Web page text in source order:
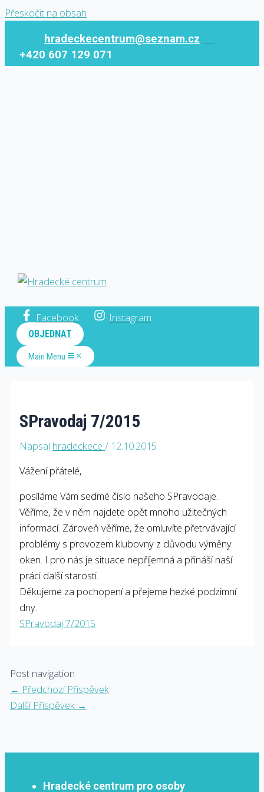
Přeskočit na obsah
hradeckecentrum@seznam.cz
+420 607 129 071
Facebook Instagram
OBJEDNAT
Main Menu
SPravodaj 7/2015
Napsal hradeckece/ 12.10.2015
Vážení přátelé,
posíláme Vám sedmé číslo našeho SPravodaje.
Věříme, že v něm najdete opět mnoho užitečných
informací. Zároveň věříme, že omluvíte přetrvávající
problémy s provozem klubovny z důvodu výměny
oken. I pro nás je situace nepříjemná a přináší naší
práci další starosti.
Děkujeme za pochopení a přejeme hezké podzimní
dny.
SPravodaj 7/2015
Post navigation
← Předchozí Příspěvek
Další Příspěvek →
Hradecké centrum pro osoby